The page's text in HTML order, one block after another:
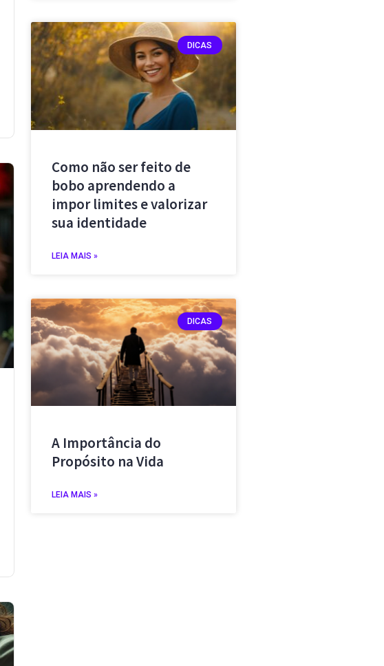
DICAS
Como não ser feito de
bobo aprendendo a
impor limites e valorizar
sua identidade
LEIA MAIS »
DICAS
A Importância do
Propósito na Vida
LEIA MAIS »